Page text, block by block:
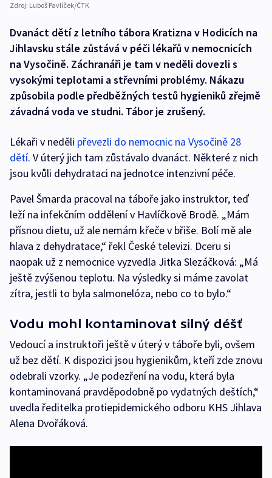
Zdroj: Luboš Pavlíček/ČTK
Dvanáct dětí z letního tábora Kratizna v Hodicích na
Jihlavsku stále zůstává v péči lékařů v nemocnicích
na Vysočině. Záchranáři je tam v neděli dovezli s
vysokými teplotami a střevními problémy. Nákazu
způsobila podle předběžných testů hygieniků zřejmě
závadná voda ve studni. Tábor je zrušený.
Lékaři v neděli převezli do nemocnic na Vysočině 28
dětí. V úterý jich tam zůstávalo dvanáct. Některé z nich
jsou kvůli dehydrataci na jednotce intenzivní péče.
Pavel Šmarda pracoval na táboře jako instruktor, teď
leží na infekčním oddělení v Havlíčkově Brodě. „Mám
přísnou dietu, už ale nemám křeče v břiše. Bolí mě ale
hlava z dehydratace,“ řekl České televizi. Dceru si
naopak už z nemocnice vyzvedla Jitka Slezáčková: „Má
ještě zvýšenou teplotu. Na výsledky si máme zavolat
zítra, jestli to byla salmonelóza, nebo co to bylo.“
Vodu mohl kontaminovat silný déšť
Vedoucí a instruktoři ještě v úterý v táboře byli, ovšem
už bez dětí. K dispozici jsou hygienikům, kteří zde znovu
odebrali vzorky. „Je podezření na vodu, která byla
kontaminovaná pravděpodobně po vydatných deštích,“
uvedla ředitelka protiepidemického odboru KHS Jihlava
Alena Dvořáková.